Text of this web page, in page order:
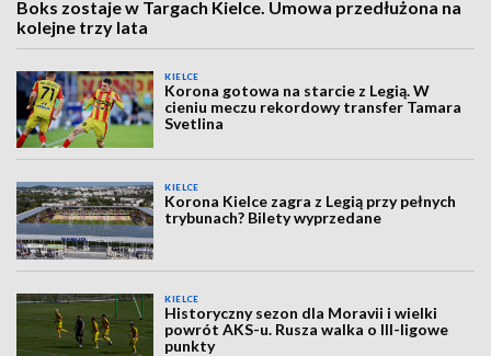
Boks zostaje w Targach Kielce. Umowa przedłużona na
kolejne trzy lata
KIELCE
Korona gotowa na starcie z Legią. W
cieniu meczu rekordowy transfer Tamara
Svetlina
KIELCE
Korona Kielce zagra z Legią przy pełnych
trybunach? Bilety wyprzedane
KIELCE
Historyczny sezon dla Moravii i wielki
powrót AKS-u. Rusza walka o III-ligowe
punkty